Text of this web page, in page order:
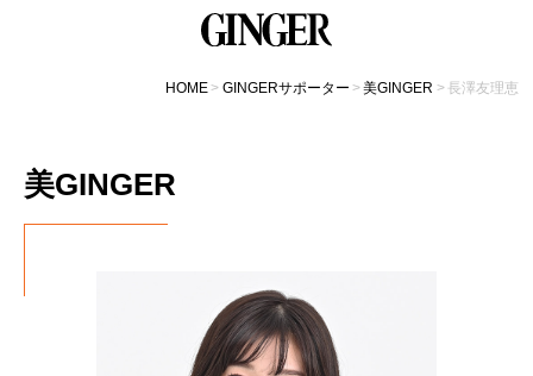
HOME GINGERサポーター 美GINGER 長澤友理恵
美GINGER